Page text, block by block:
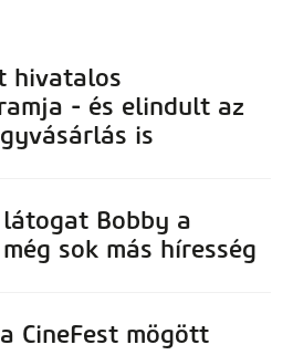
hivatalos
- és elindult az
is
látogat Bobby a
sok más híresség
CineFest mögött